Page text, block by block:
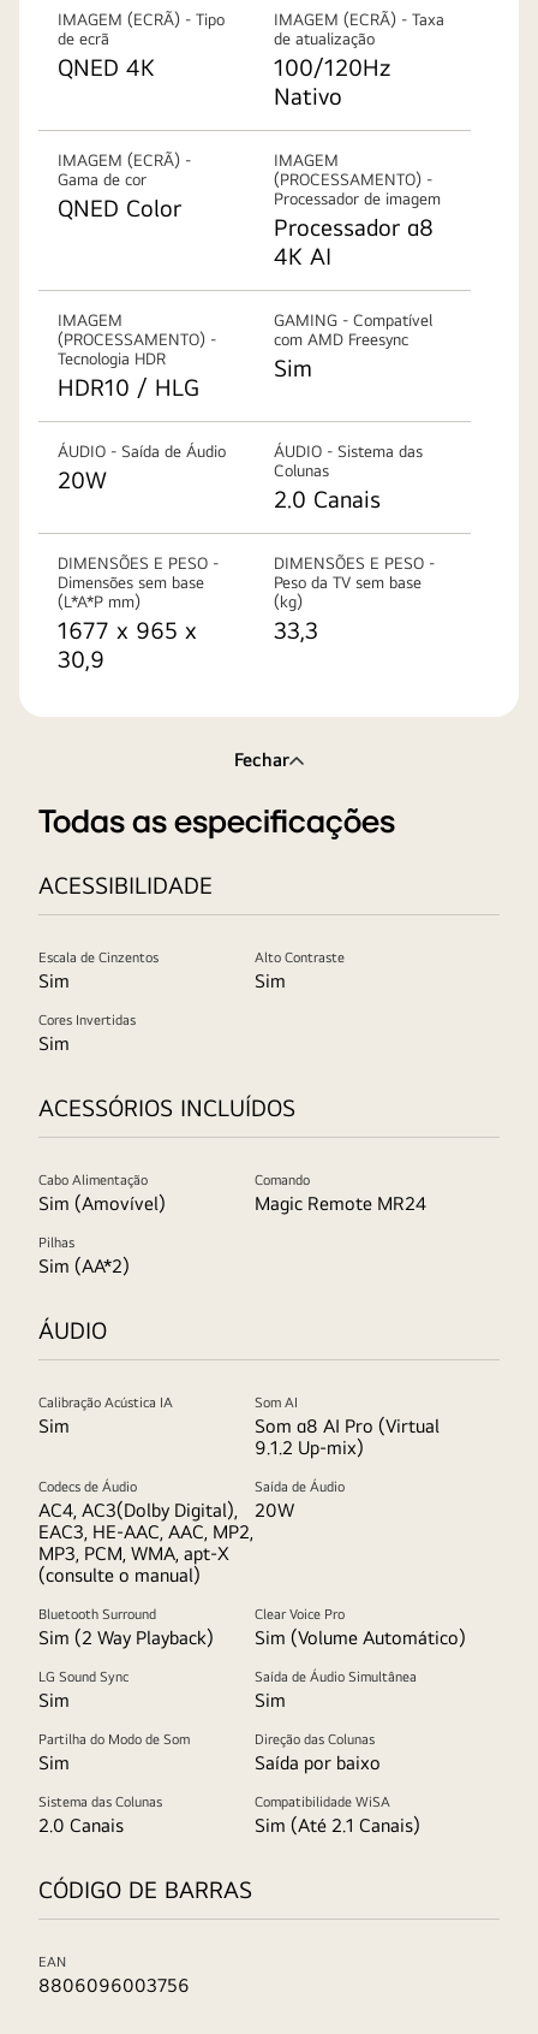
IMAGEM (ECRÃ) - Tipo
de ecrã
QNED 4K
IMAGEM (ECRÃ) - Taxa
de atualização
100/120Hz
Nativo
IMAGEM (ECRÃ) -
Gama de cor
QNED Color
IMAGEM
(PROCESSAMENTO) -
Processador de imagem
Processador α8
4K AI
IMAGEM
(PROCESSAMENTO) -
Tecnologia HDR
HDR10 / HLG
GAMING - Compatível
com AMD Freesync
Sim
ÁUDIO - Saída de Áudio
20W
ÁUDIO - Sistema das
Colunas
2.0 Canais
DIMENSÕES E PESO -
Dimensões sem base
(L*A*P mm)
1677 x 965 x
30,9
DIMENSÕES E PESO -
Peso da TV sem base
(kg)
33,3
Fechar
Todas as especificações
ACESSIBILIDADE
Escala de Cinzentos
Sim
Alto Contraste
Sim
Cores Invertidas
Sim
ACESSÓRIOS INCLUÍDOS
Cabo Alimentação
Sim (Amovível)
Comando
Magic Remote MR24
Pilhas
Sim (AA*2)
ÁUDIO
Calibração Acústica IA
Sim
Som AI
Som α8 AI Pro (Virtual
9.1.2 Up-mix)
Codecs de Áudio
AC4, AC3(Dolby Digital),
EAC3, HE-AAC, AAC, MP2,
MP3, PCM, WMA, apt-X
(consulte o manual)
Saída de Áudio
20W
Bluetooth Surround
Sim (2 Way Playback)
Clear Voice Pro
Sim (Volume Automático)
LG Sound Sync
Sim
Saída de Áudio Simultânea
Sim
Partilha do Modo de Som
Sim
Direção das Colunas
Saída por baixo
Sistema das Colunas
2.0 Canais
Compatibilidade WiSA
Sim (Até 2.1 Canais)
CÓDIGO DE BARRAS
EAN
8806096003756